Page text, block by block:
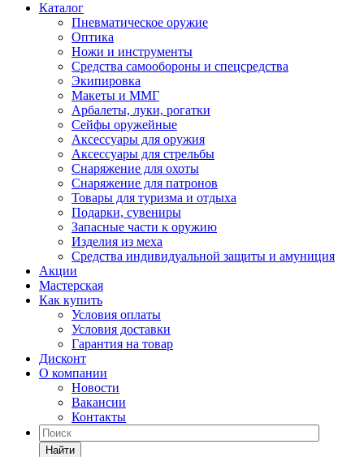
Каталог
Пневматическое оружие
Оптика
Ножи и инструменты
Средства самообороны и спецсредства
Экипировка
Макеты и ММГ
Арбалеты, луки, рогатки
Сейфы оружейные
Аксессуары для оружия
Аксессуары для стрельбы
Снаряжение для охоты
Снаряжение для патронов
Товары для туризма и отдыха
Подарки, сувениры
Запасные части к оружию
Изделия из меха
Средства индивидуальной защиты и амуниция
Акции
Мастерская
Как купить
Условия оплаты
Условия доставки
Гарантия на товар
Дисконт
О компании
Новости
Вакансии
Контакты
Найти